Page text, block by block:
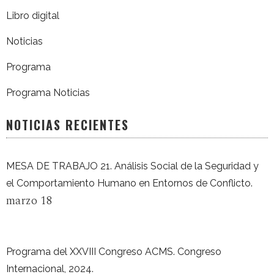
Libro digital
Noticias
Programa
Programa Noticias
NOTICIAS RECIENTES
MESA DE TRABAJO 21. Análisis Social de la Seguridad y
el Comportamiento Humano en Entornos de Conflicto.
marzo 18
Programa del XXVIII Congreso ACMS. Congreso
Internacional, 2024.